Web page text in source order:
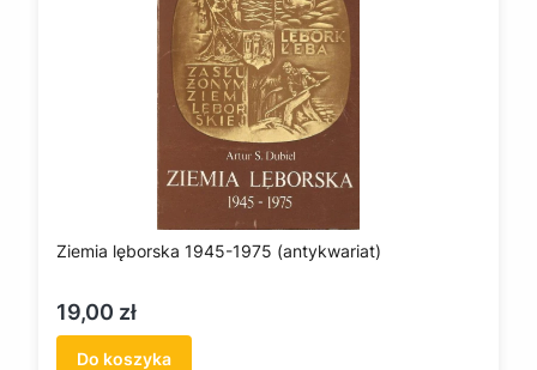
Ziemia lęborska 1945-1975 (antykwariat)
Cena
19,00 zł
Do koszyka